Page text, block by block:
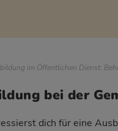
im Öffentlichen Dienst:
bei der
dich für eine